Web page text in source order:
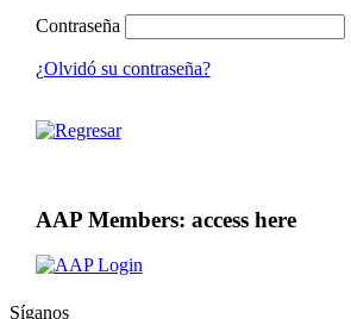
Contraseña
¿Olvidó su contraseña?
AAP Members: access here
Síganos